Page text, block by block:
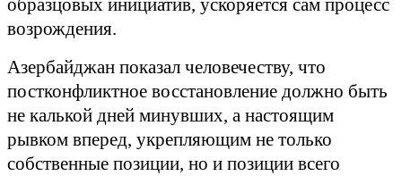
образцовых инициатив, ускоряется сам процесс
возрождения.
Азербайджан показал человечеству, что
постконфликтное восстановление должно быть
не калькой дней минувших, а настоящим
рывком вперед, укрепляющим не только
собственные позиции, но и позиции всего